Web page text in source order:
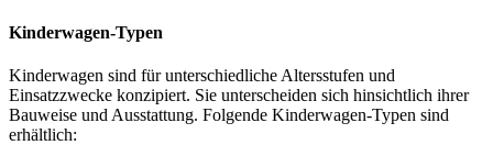
Kinderwagen-Typen
Kinderwagen sind für unterschiedliche Altersstufen und
Einsatzzwecke konzipiert. Sie unterscheiden sich hinsichtlich ihrer
Bauweise und Ausstattung. Folgende Kinderwagen-Typen sind
erhältlich: